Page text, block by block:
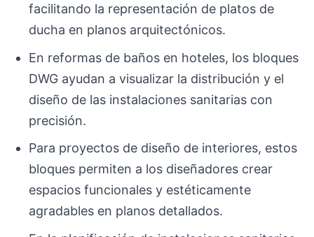
facilitando la representación de platos de
ducha en planos arquitectónicos.
En reformas de baños en hoteles, los bloques
DWG ayudan a visualizar la distribución y el
diseño de las instalaciones sanitarias con
precisión.
Para proyectos de diseño de interiores, estos
bloques permiten a los diseñadores crear
espacios funcionales y estéticamente
agradables en planos detallados.